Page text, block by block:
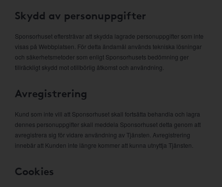
Skydd av personuppgifter
Sponsorhuset eftersträvar att skydda lagrade personuppgifter som inte
visas på Webbplatsen. För detta ändamål används tekniska lösningar
och säkerhetsmetoder som enligt Sponsorhusets bedömning ger
tillräckligt skydd mot otillbörlig åtkomst och användning.
Avregistrering
Kund som inte vill att Sponsorhuset skall fortsätta behandla och lagra
dennes personuppgifter skall meddela Sponsorhuset detta genom att
avregistrera sig för vidare användning av Tjänsten. Avregistrering
innebär att Kunden inte längre kommer att kunna utnyttja Tjänsten.
Cookies